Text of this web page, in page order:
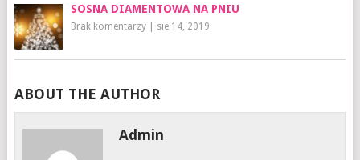
SOSNA DIAMENTOWA NA PNIU
Brak komentarzy| sie 14, 2019
ABOUT THE AUTHOR
Admin